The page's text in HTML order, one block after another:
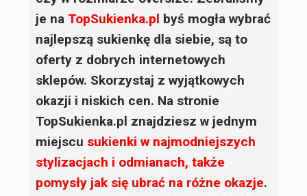
je na TopSukienka.pl byś mogła wybrać
najlepszą sukienkę dla siebie, są to
oferty z dobrych internetowych
sklepów. Skorzystaj z wyjątkowych
okazji i niskich cen. Na stronie
TopSukienka.pl znajdziesz w jednym
miejscu sukienki w najmodniejszych
stylizacjach i odmianach, także
pomysły jak się ubrać na różne okazje.